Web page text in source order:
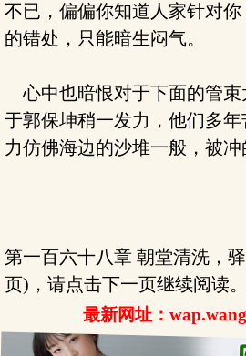
不已，偏偏你知道人家针对
的错处，只能暗生闷气。
心中也暗恨对于下面的管束
于郭保坤稍一发力，他们多
力仿佛海边的沙堆一般，被冲
第一百六十八章 朝堂清洗，
页)，请点击下一页继续阅读。
最新网址：